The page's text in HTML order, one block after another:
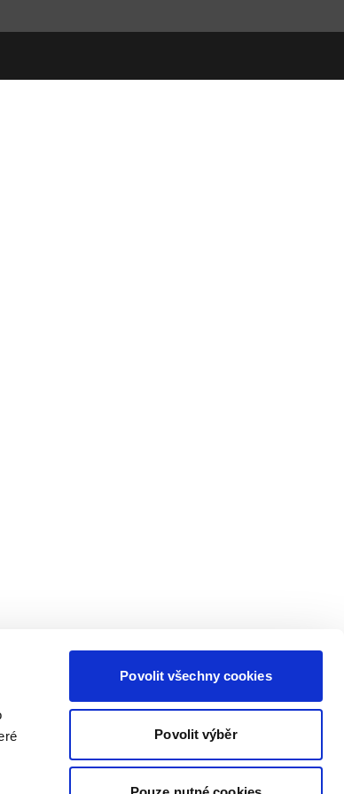
Povolit všechny cookies
Povolit výběr